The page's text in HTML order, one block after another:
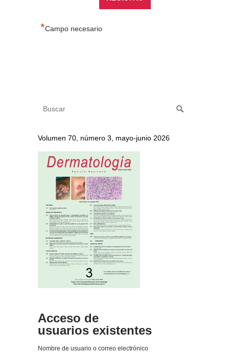
*Campo necesario
Volumen 70, número 3, mayo-junio 2026
Acceso de
usuarios existentes
Nombre de usuario o correo electrónico